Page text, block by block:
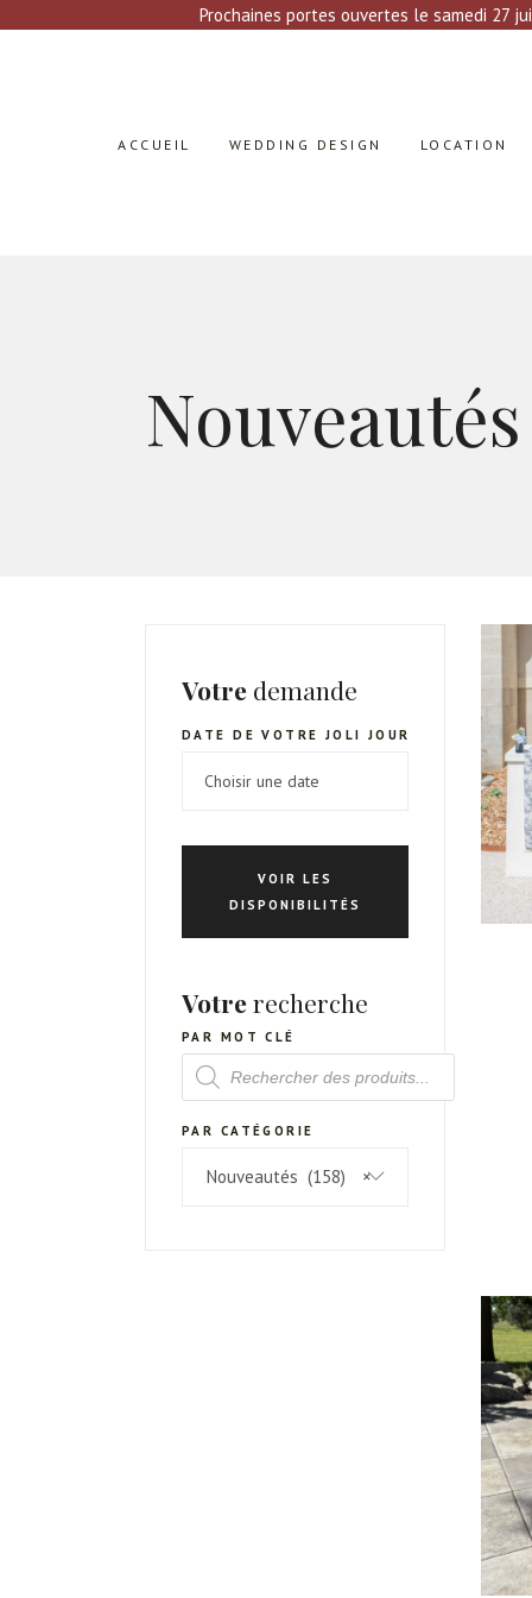
Prochaines portes ouvertes le samedi 27
ACCUEIL WEDDING DESIGN LOCATION
Nouveautés
Votre demande
DATE DE VOTRE JOLI JOUR
VOIR LES
DISPONIBILITÉS
Votrerecherche
PAR MOT CLÉ
DE
PRODUITS
PAR CATÉGORIE
×
Nouveautés (158)